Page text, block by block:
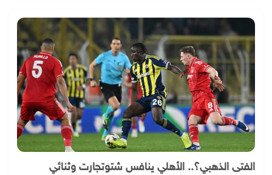
الفتى الذهبي؟.. الأهلي ينافس شتوتجارت وثنائي